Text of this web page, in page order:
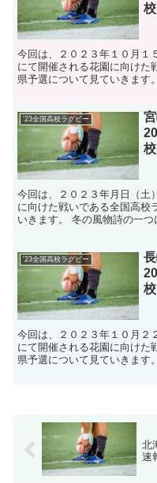
今回は、２０２３年１０月１
にて開催される花園に向けた
県予選について見ていきます
'23全国高校ラグビー
今回は、２０２３年月日（土
に向けた戦いである全国高校
いきます。 冬の風物詩の一つ
'23全国高校ラグビー
今回は、２０２３年１０月２
にて開催される花園に向けた
県予選について見ていきます
北
速